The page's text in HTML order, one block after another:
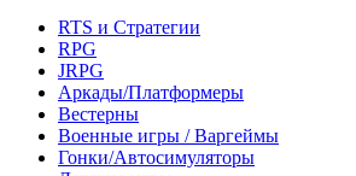
RTS и Стратегии
RPG
JRPG
Аркады/Платформеры
Вестерны
Военные игры / Варгеймы
Гонки/Автосимуляторы